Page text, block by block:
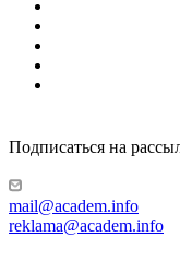
Подписаться на
mail@academ.info
reklama@academ.info